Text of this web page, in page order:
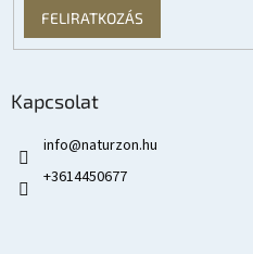
FELIRATKOZÁS
Kapcsolat
info@naturzon.hu
+3614450677